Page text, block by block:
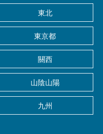
東北
東京都
關西
山陰山陽
九州